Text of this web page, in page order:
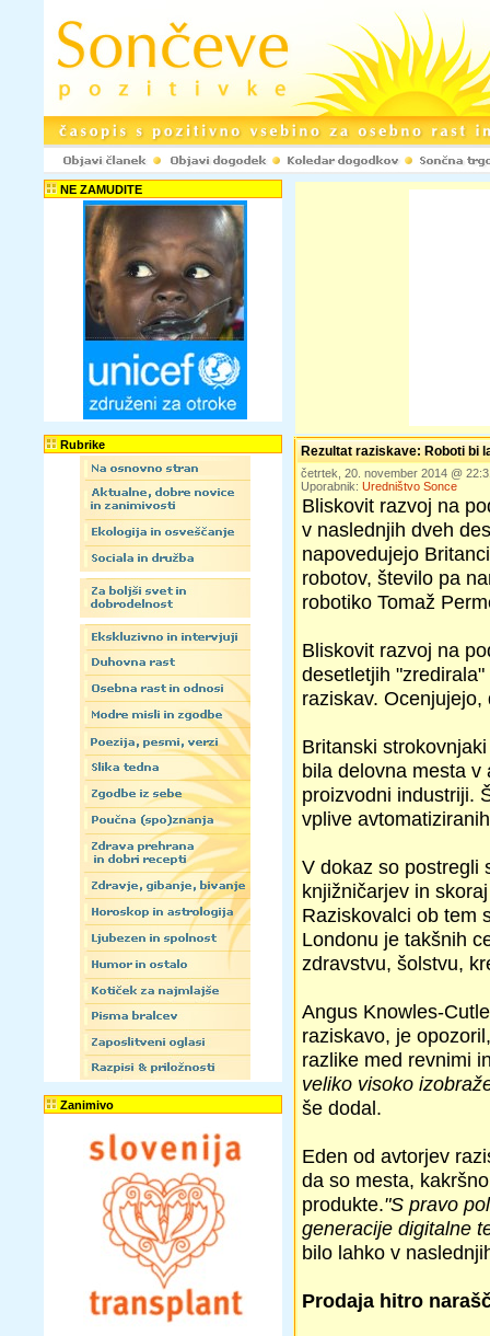
NE ZAMUDITE
Rubrike
Zanimivo
Rezultat raziskave: Roboti bi
četrtek, 20. november 2014 @
Uporabnik: Uredništvo Sonce
Bliskovit razvoj na
v naslednjih dveh
napovedujejo
robotov, število pa
robotiko Tomaž
Bliskovit razvoj na
desetletjih
raziskav.
Britanski
bila delovna mesta
proizvodni industriji.
vplive
V dokaz so postregli
knjižničarjev in
Raziskovalci ob tem
Londonu je takšnih
zdravstvu, šolstvu,
Angus Knowles-
raziskavo, je
razlike med revnimi
veliko visoko
še dodal.
Eden od avtorjev
da so mesta,
produkte."S pravo
generacije digitalne
bilo lahko v
Prodaja hitro